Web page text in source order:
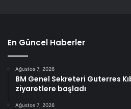
En Güncel Haberler
Ağustos 7, 2026
BM Genel Sekreteri Guterres
ziyaretlere başladı
Ağustos 7, 2026